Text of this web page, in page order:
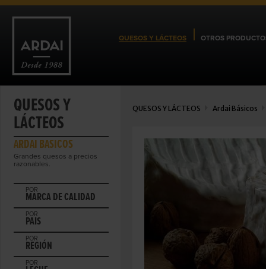
QUESOS Y LÁCTEOS OTROS
QUESOS Y
LÁCTEOS
ARDAI BÁSICOS
Grandes quesos a precios
razonables.
POR
MARCA DE CALIDAD
POR
PAIS
POR
REGIÓN
POR
QUESOS Y LÁCTEOS Ardai Básicos